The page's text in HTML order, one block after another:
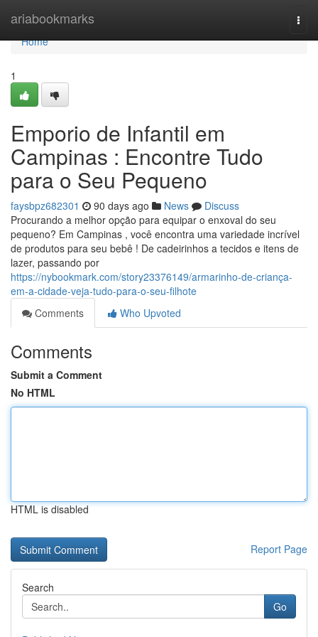
ariabookmarks
Home
Home
1
Emporio de Infantil em
Campinas : Encontre Tudo
para o Seu Pequeno
faysbpz682301 90 days ago News
Discuss
Procurando a melhor opção para equipar o enxoval do seu
pequeno? Em Campinas , você encontra uma variedade incrível
de produtos para seu bebê ! De cadeirinhos a tecidos e itens de
lazer, passando por
https://nybookmark.com/story23376149/armarinho-de-criança-
em-a-cidade-veja-tudo-para-o-seu-filhote
Comments
Who Upvoted
Comments
Submit a Comment
No HTML
HTML is disabled
Report Page
Search
Go